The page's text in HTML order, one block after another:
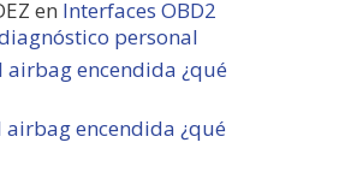
en Interfaces OBD2
personal
airbag encendida ¿qué
airbag encendida ¿qué